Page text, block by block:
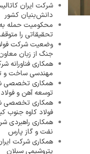
شرکت ایران
دانش‌بنیان کشور
محکومیت حمله به
تحقیقاتی را
وضعیت شرکت
جنگ از زبان
همکاری فناورانه
مهندسی ساخت و
همکاری تخصصی
توسعه آهن و
همکاری تخصصی
فولاد کاوه جنوب
همکاری راهبردی
نفت و گاز پارس
همکاری شرکت
پتروشیمی سبلان